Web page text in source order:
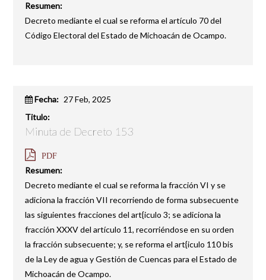
Resumen:
Decreto mediante el cual se reforma el artículo 70 del
Código Electoral del Estado de Michoacán de Ocampo.
Fecha: 27 Feb, 2025
Titulo:
Minuta de Decreto 153
PDF
Resumen:
Decreto mediante el cual se reforma la fracción VI y se
adiciona la fracción VII recorriendo de forma subsecuente
las siguientes fracciones del art{iculo 3; se adiciona la
fracción XXXV del artículo 11, recorriéndose en su orden
la fracción subsecuente; y, se reforma el art{iculo 110 bis
de la Ley de agua y Gestión de Cuencas para el Estado de
Michoacán de Ocampo.